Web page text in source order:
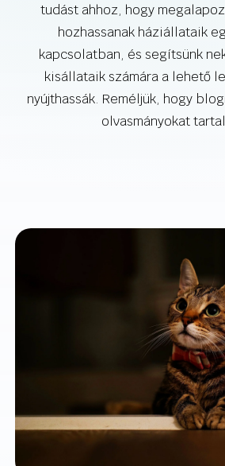
tudást ahhoz, hogy
hozhassanak háziállataik
kapcsolatban, és segítsünk
kisállataik számára a lehető
nyújthassák. Reméljük, hogy
olvasmányokat